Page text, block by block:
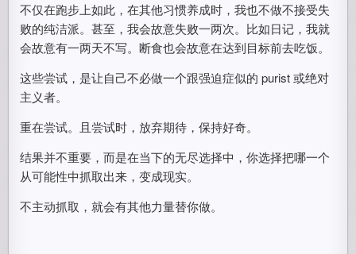
不仅在跑步上如此，在其他习惯养成时，我也不做不接受失
败的纯洁派。甚至，我会故意失败一两次。比如日记，我就
会故意有一两天不写。断食也会故意在达到目标前去吃饭。
这些尝试，是让自己不必做一个跟强迫症似的 purist 或绝对
主义者。
重在尝试。且尝试时，放弃期待，保持好奇。
结果并不重要，而是在当下的无尽选择中，你选择把哪一个
从可能性中抓取出来，变成现实。
不主动抓取，就会有其他力量替你做。